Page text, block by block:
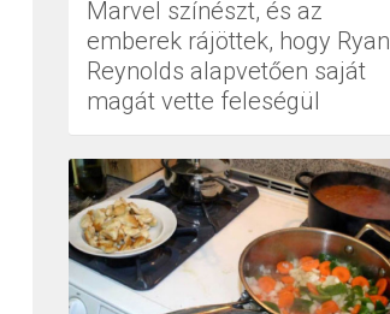
Marvel színészt, és az
emberek rájöttek, hogy Ryan
Reynolds alapvetően saját
magát vette feleségül